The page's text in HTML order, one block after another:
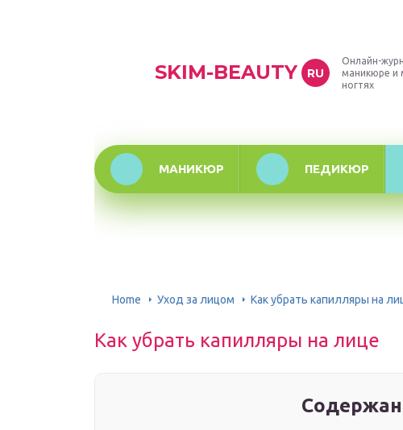
SKIM-BEAUTY RU
Онлайн-
маникюре и
ногтях
МАНИКЮР ПЕДИКЮР
Home Уход за лицом Как убрать капилляры на
Как убрать капилляры на лице